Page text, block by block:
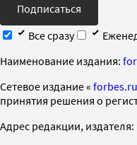
Подписаться
Все сразу
Наименование издания:
Cетевое издание « forbes.ru
принятия решения о
Адрес редакции, издателя: